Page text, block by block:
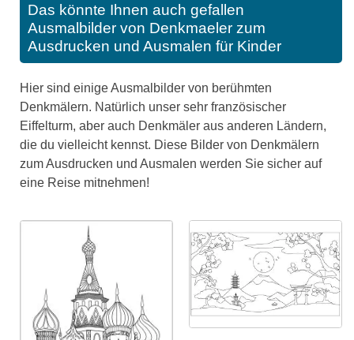
Das könnte Ihnen auch gefallen
Ausmalbilder von Denkmaeler zum
Ausdrucken und Ausmalen für Kinder
Hier sind einige Ausmalbilder von berühmten
Denkmälern. Natürlich unser sehr französischer
Eiffelturm, aber auch Denkmäler aus anderen Ländern,
die du vielleicht kennst. Diese Bilder von Denkmälern
zum Ausdrucken und Ausmalen werden Sie sicher auf
eine Reise mitnehmen!